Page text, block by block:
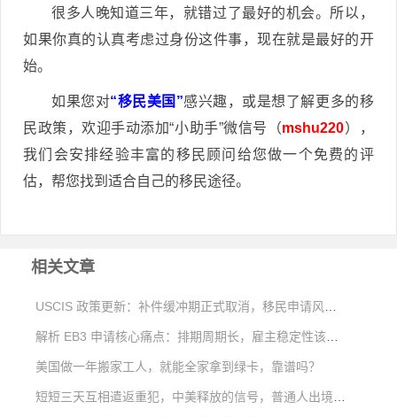
很多人晚知道三年，就错过了最好的机会。所以，
如果你真的认真考虑过身份这件事，现在就是最好的开
始。
如果您对“移民美国”感兴趣，或是想了解更多的移
民政策，欢迎手动添加“小助手”微信号（mshu220），
我们会安排经验丰富的移民顾问给您做一个免费的评
估，帮您找到适合自己的移民途径。
相关文章
美国做一年搬家工人，就能全家拿到绿卡，靠谱吗？